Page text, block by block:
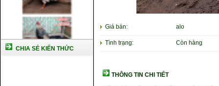
CHIA SẺ KIẾN THỨC
Giá bán: alo
Tình trạng: Còn hàng
THÔNG TIN CHI TIẾT